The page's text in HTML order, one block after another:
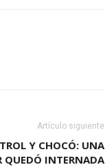
Artículo siguiente
Y CHOCÓ: UNA
QUEDÓ INTERNADA